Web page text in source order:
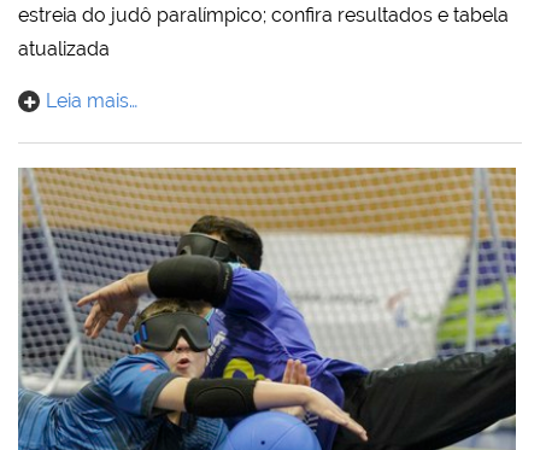
estreia do judô paralímpico; confira resultados e tabela
atualizada
Leia mais…